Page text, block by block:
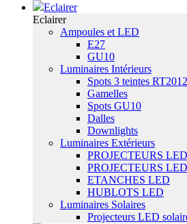
Eclairer
Eclairer
Ampoules et LED
E27
GU10
Luminaires Intérieurs
Spots 3 teintes RT2012
Gamelles
Spots GU10
Dalles
Downlights
Luminaires Extérieurs
PROJECTEURS LED
PROJECTEURS
ETANCHES LED
HUBLOTS LED
Luminaires Solaires
Projecteurs LED